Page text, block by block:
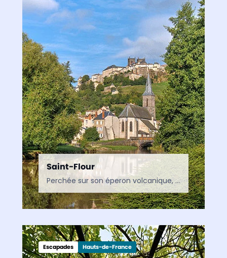
Saint-Flour
Perchée sur son éperon volcanique, Saint-Flour est l’une des plus remarquables cités historiques du Cantal. Labellisée Ville d’art et d’histoire, elle séduit par sa cathédrale, ses ruelles médiévales et son…
Escapades Hauts-de-France